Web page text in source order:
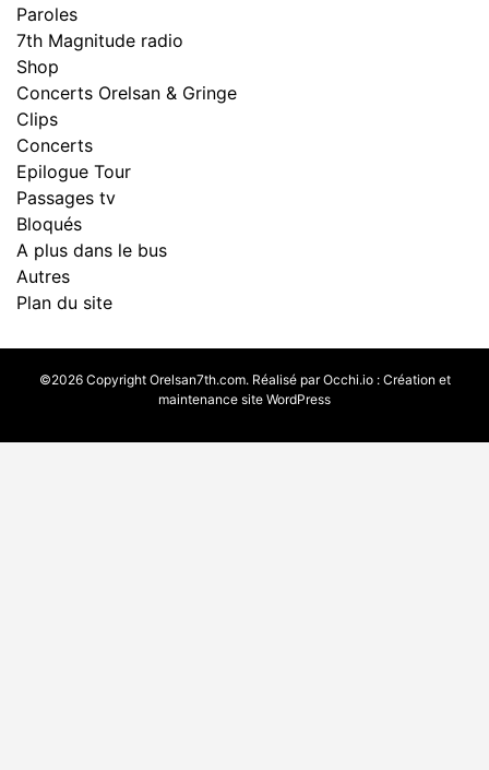
Paroles
7th Magnitude radio
Shop
Concerts Orelsan & Gringe
Clips
Concerts
Epilogue Tour
Passages tv
Bloqués
A plus dans le bus
Autres
Plan du site
©2026 Copyright Orelsan7th.com. Réalisé parOcchi.io: Création et
maintenance site WordPress